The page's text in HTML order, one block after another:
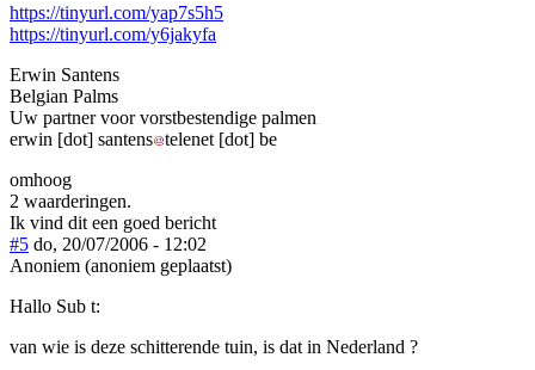
https://tinyurl.com/yap7s5h5
https://tinyurl.com/y6jakyfa
Erwin Santens
Belgian Palms
Uw partner voor vorstbestendige palmen
erwin [dot] santens telenet [dot] be
omhoog
2 waarderingen.
Ik vind dit een goed bericht
#5 do, 20/07/2006 - 12:02
Anoniem (anoniem geplaatst)
Hallo Sub t:
van wie is deze schitterende tuin, is dat in Nederland ?